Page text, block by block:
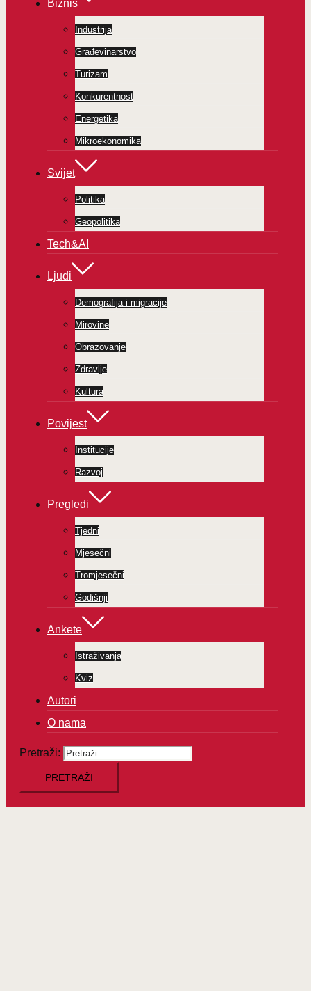
Biznis
Industrija
Građevinarstvo
Turizam
Konkurentnost
Energetika
Mikroekonomika
Svijet
Politika
Geopolitika
Tech&AI
Ljudi
Demografija i migracije
Mirovine
Obrazovanje
Zdravlje
Kultura
Povijest
Institucije
Razvoj
Pregledi
Tjedni
Mjesečni
Tromjesečni
Godišnji
Ankete
Istraživanja
Kviz
Autori
O nama
Pretraži: